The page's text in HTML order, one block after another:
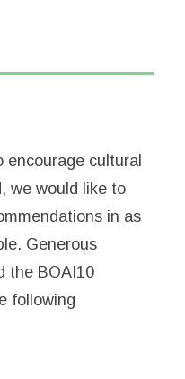
encourage cultural
we would like to
in as
Generous
the BOAI10
following